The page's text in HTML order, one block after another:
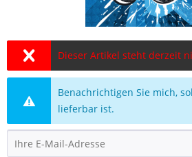
Dieser Artikel steht derzeit
Benachrichtigen Sie mich,
lieferbar ist.